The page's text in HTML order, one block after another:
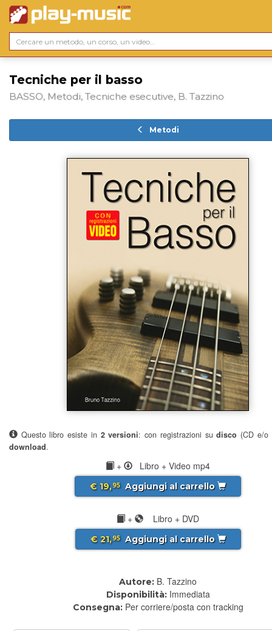
Tecniche per il basso
BASSO, Metodi, Tecniche esecutive, B. Tazzino
Metodi
Questo libro esiste in 2 versioni: con registrazioni sudisco (CD e/o
download.
+ Libro + Video mp4
€ 19,95 Aggiungi al carrello
+ Libro + DVD
€ 21,95 Aggiungi al carrello
Autore: B. Tazzino
Disponibilità: Immediata
Consegna: Per corriere/posta con tracking